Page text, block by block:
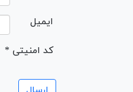
ایمیل
* کد امنیتی